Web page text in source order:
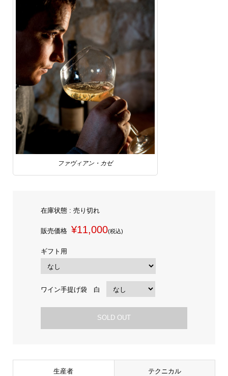
ファヴィアン・カゼ
在庫状態 : 売り切れ
販売価格 ¥11,000(税込)
ギフト用
ワイン手提げ袋 白
SOLD OUT
生産者 テクニカル